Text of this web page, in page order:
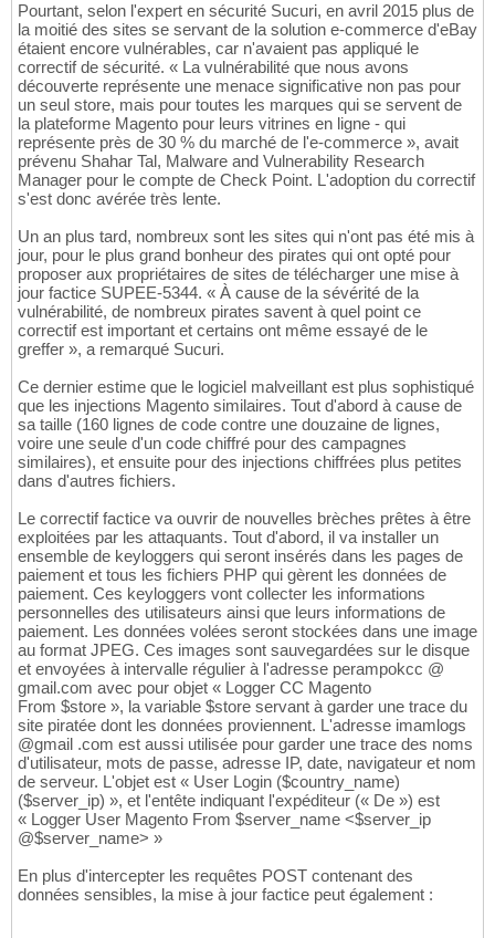
Pourtant, selon l'expert en sécurité Sucuri, en avril 2015 plus de
la moitié des sites se servant de la solution e-commerce d'eBay
étaient encore vulnérables, car n'avaient pas appliqué le
correctif de sécurité. « La vulnérabilité que nous avons
découverte représente une menace significative non pas pour
un seul store, mais pour toutes les marques qui se servent de
la plateforme Magento pour leurs vitrines en ligne - qui
représente près de 30 % du marché de l'e-commerce », avait
prévenu Shahar Tal, Malware and Vulnerability Research
Manager pour le compte de Check Point. L'adoption du correctif
s'est donc avérée très lente.
Un an plus tard, nombreux sont les sites qui n'ont pas été mis à
jour, pour le plus grand bonheur des pirates qui ont opté pour
proposer aux propriétaires de sites de télécharger une mise à
jour factice SUPEE-5344. « À cause de la sévérité de la
vulnérabilité, de nombreux pirates savent à quel point ce
correctif est important et certains ont même essayé de le
greffer », a remarqué Sucuri.
Ce dernier estime que le logiciel malveillant est plus sophistiqué
que les injections Magento similaires. Tout d'abord à cause de
sa taille (160 lignes de code contre une douzaine de lignes,
voire une seule d'un code chiffré pour des campagnes
similaires), et ensuite pour des injections chiffrées plus petites
dans d'autres fichiers.
Le correctif factice va ouvrir de nouvelles brèches prêtes à être
exploitées par les attaquants. Tout d'abord, il va installer un
ensemble de keyloggers qui seront insérés dans les pages de
paiement et tous les fichiers PHP qui gèrent les données de
paiement. Ces keyloggers vont collecter les informations
personnelles des utilisateurs ainsi que leurs informations de
paiement. Les données volées seront stockées dans une image
au format JPEG. Ces images sont sauvegardées sur le disque
et envoyées à intervalle régulier à l'adresse perampokcc @
gmail.com avec pour objet « Logger CC Magento
From $store », la variable $store servant à garder une trace du
site piratée dont les données proviennent. L'adresse imamlogs
@gmail .com est aussi utilisée pour garder une trace des noms
d'utilisateur, mots de passe, adresse IP, date, navigateur et nom
de serveur. L'objet est « User Login ($country_name)
($server_ip) », et l'entête indiquant l'expéditeur (« De ») est
« Logger User Magento From $server_name <$server_ip
@$server_name> »
En plus d'intercepter les requêtes POST contenant des
données sensibles, la mise à jour factice peut également :